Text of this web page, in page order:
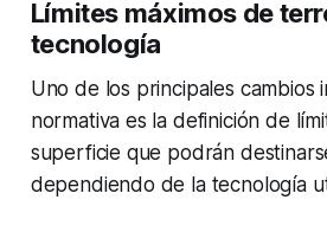
Límites máximos de
tecnología
Uno de los principales cambios
normativa es la definición de
superficie que podrán
dependiendo de la tecnología